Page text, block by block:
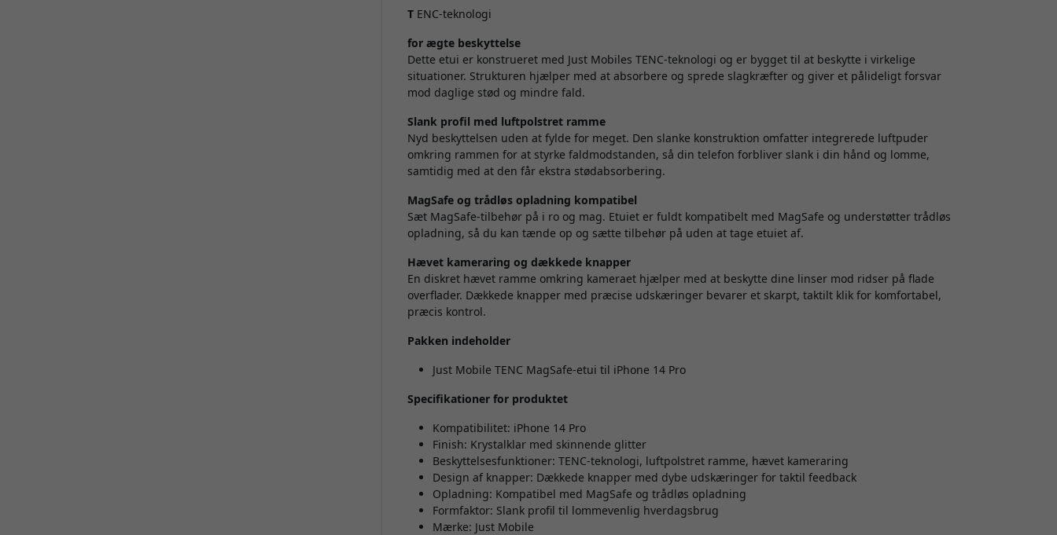
TENC-teknologi
for ægte beskyttelse
Dette etui er konstrueret med Just Mobiles TENC-teknologi og er bygget til at beskytte i virkelige
situationer. Strukturen hjælper med at absorbere og sprede slagkræfter og giver et pålideligt forsvar
mod daglige stød og mindre fald.
Slank profil med luftpolstret ramme
Nyd beskyttelsen uden at fylde for meget. Den slanke konstruktion omfatter integrerede luftpuder
omkring rammen for at styrke faldmodstanden, så din telefon forbliver slank i din hånd og lomme,
samtidig med at den får ekstra stødabsorbering.
MagSafe og trådløs opladning kompatibel
Sæt MagSafe-tilbehør på i ro og mag. Etuiet er fuldt kompatibelt med MagSafe og understøtter trådløs
opladning, så du kan tænde op og sætte tilbehør på uden at tage etuiet af.
Hævet kameraring og dækkede knapper
En diskret hævet ramme omkring kameraet hjælper med at beskytte dine linser mod ridser på flade
overflader. Dækkede knapper med præcise udskæringer bevarer et skarpt, taktilt klik for komfortabel,
præcis kontrol.
Pakken indeholder
Just Mobile TENC MagSafe-etui til iPhone 14 Pro
Specifikationer for produktet
Kompatibilitet: iPhone 14 Pro
Finish: Krystalklar med skinnende glitter
Beskyttelsesfunktioner: TENC-teknologi, luftpolstret ramme, hævet kameraring
Design af knapper: Dækkede knapper med dybe udskæringer for taktil feedback
Opladning: Kompatibel med MagSafe og trådløs opladning
Formfaktor: Slank profil til lommevenlig hverdagsbrug
Mærke: Just Mobile